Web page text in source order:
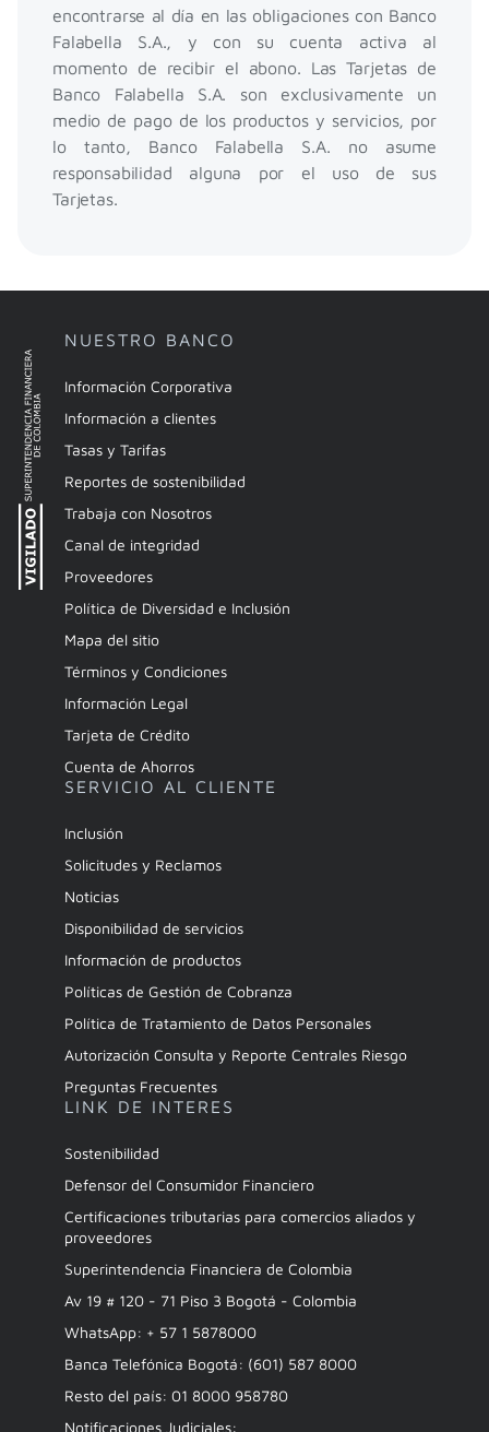
encontrarse al día en las obligaciones con Banco
Falabella S.A., y con su cuenta activa al
momento de recibir el abono. Las Tarjetas de
Banco Falabella S.A. son exclusivamente un
medio de pago de los productos y servicios, por
lo tanto, Banco Falabella S.A. no asume
responsabilidad alguna por el uso de sus
Tarjetas.
NUESTRO BANCO
Información Corporativa
Información a clientes
Tasas y Tarifas
Reportes de sostenibilidad
Trabaja con Nosotros
Canal de integridad
Proveedores
Política de Diversidad e Inclusión
Mapa del sitio
Términos y Condiciones
Información Legal
Tarjeta de Crédito
Cuenta de Ahorros
SERVICIO AL CLIENTE
Inclusión
Solicitudes y Reclamos
Noticias
Disponibilidad de servicios
Información de productos
Políticas de Gestión de Cobranza
Política de Tratamiento de Datos Personales
Autorización Consulta y Reporte Centrales Riesgo
Preguntas Frecuentes
LINK DE INTERES
Sostenibilidad
Defensor del Consumidor Financiero
Certificaciones tributarias para comercios aliados y
proveedores
Superintendencia Financiera de Colombia
Av 19 # 120 - 71 Piso 3 Bogotá - Colombia
WhatsApp: + 57 1 5878000
Banca Telefónica Bogotá: (601) 587 8000
Resto del país: 01 8000 958780
Notificaciones Judiciales: